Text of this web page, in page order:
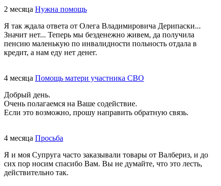
2 месяца Нужна помощь
Я так ждала ответа от Олега Владимировича Дерипаски...
Значит нет... Теперь мы безденежно живем, да получила
пенсию маленькую по инвалидности польность отдала в
кредит, а нам еду нет денег.
4 месяца Помощь матери участника СВО
Добрый день.
Очень полагаемся на Ваше содействие.
Если это возможно, прошу направить обратную связь.
4 месяца Просьба
Я и моя Супруга часто заказывали товары от Валбериз, и до
сих пор носим спасибо Вам. Вы не думайте, что это лесть,
действительно так.